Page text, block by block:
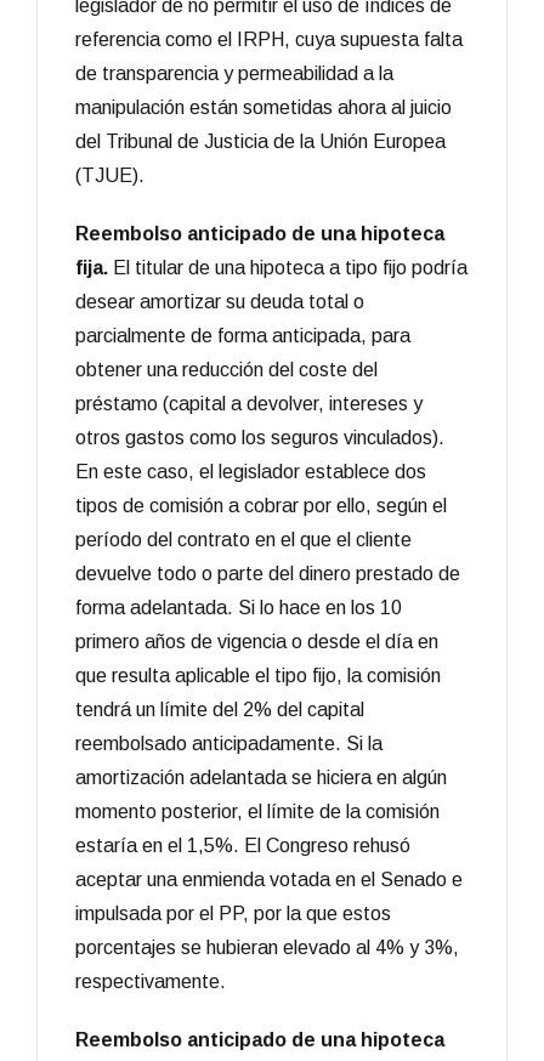
legislador de no permitir el uso de índices de
referencia como el IRPH, cuya supuesta falta
de transparencia y permeabilidad a la
manipulación están sometidas ahora al juicio
del Tribunal de Justicia de la Unión Europea
(TJUE).
Reembolso anticipado de una hipoteca
fija. El titular de una hipoteca a tipo fijo podría
desear amortizar su deuda total o
parcialmente de forma anticipada, para
obtener una reducción del coste del
préstamo (capital a devolver, intereses y
otros gastos como los seguros vinculados).
En este caso, el legislador establece dos
tipos de comisión a cobrar por ello, según el
período del contrato en el que el cliente
devuelve todo o parte del dinero prestado de
forma adelantada. Si lo hace en los 10
primero años de vigencia o desde el día en
que resulta aplicable el tipo fijo, la comisión
tendrá un límite del 2% del capital
reembolsado anticipadamente. Si la
amortización adelantada se hiciera en algún
momento posterior, el límite de la comisión
estaría en el 1,5%. El Congreso rehusó
aceptar una enmienda votada en el Senado e
impulsada por el PP, por la que estos
porcentajes se hubieran elevado al 4% y 3%,
respectivamente.
Reembolso anticipado de una hipoteca